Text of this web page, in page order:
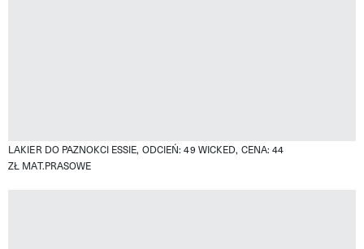
LAKIER DO PAZNOKCI ESSIE, ODCIEŃ: 49 WICKED, CENA: 44
ZŁ MAT.PRASOWE